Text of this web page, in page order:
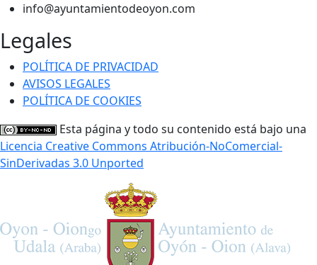
info@ayuntamientodeoyon.com
Legales
POLÍTICA DE PRIVACIDAD
AVISOS LEGALES
POLÍTICA DE COOKIES
Esta página y todo su contenido está bajo una
Licencia Creative Commons Atribución-NoComercial-
SinDerivadas 3.0 Unported